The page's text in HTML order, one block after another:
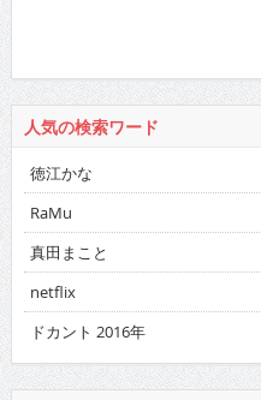
人気の検索ワード
徳江かな
RaMu
真田まこと
netflix
ドカント 2016年